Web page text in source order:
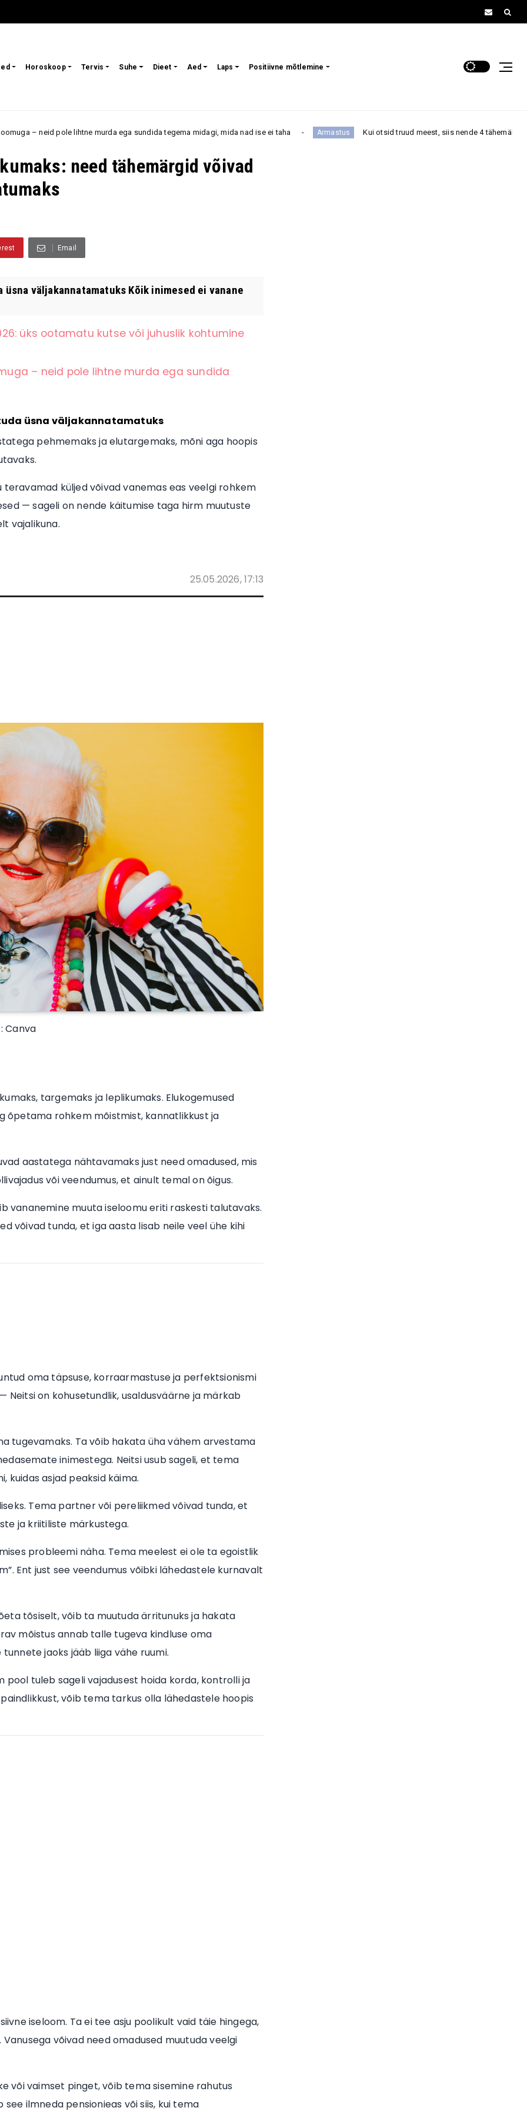
Horoskoop Tervis Suhe Dieet Aed Laps Positiivne mõtlemine
murda ega sundida tegema midagi, mida nad ise ei taha Armastus Kui otsid truud meest, siis nende 4 tähemärgi all sündinud mehi
need tähemärgid võivad
Email
väljakannatamatuks Kõik inimesed ei vanane
üks ootamatu kutse või juhuslik kohtumine
– neid pole lihtne murda ega sundida
üsna väljakannatamatuks
pehmemaks ja elutargemaks, mõni aga hoopis
küljed võivad vanemas eas veelgi rohkem
— sageli on nende käitumise taga hirm muutuste
vajalikuna.
25.05.2026, 17:13
Canva
targemaks ja leplikumaks. Elukogemused
õpetama rohkem mõistmist, kannatlikkust ja
aastatega nähtavamaks just need omadused, mis
või veendumus, et ainult temal on õigus.
vananemine muuta iseloomu eriti raskesti talutavaks.
võivad tunda, et iga aasta lisab neile veel ühe kihi
oma täpsuse, korraarmastuse ja perfektsionismi
Neitsi on kohusetundlik, usaldusväärne ja märkab
tugevamaks. Ta võib hakata üha vähem arvestama
inimestega. Neitsi usub sageli, et tema
kuidas asjad peaksid käima.
Tema partner või pereliikmed võivad tunda, et
ja kriitiliste märkustega.
probleemi näha. Tema meelest ei ole ta egoistlik
Ent just see veendumus võibki lähedastele kurnavalt
tõsiselt, võib ta muutuda ärritunuks ja hakata
mõistus annab talle tugeva kindluse oma
jaoks jääb liiga vähe ruumi.
pool tuleb sageli vajadusest hoida korda, kontrolli ja
võib tema tarkus olla lähedastele hoopis
iseloom. Ta ei tee asju poolikult vaid täie hingega,
võivad need omadused muutuda veelgi
või vaimset pinget, võib tema sisemine rahutus
ilmneda pensionieas või siis, kui tema